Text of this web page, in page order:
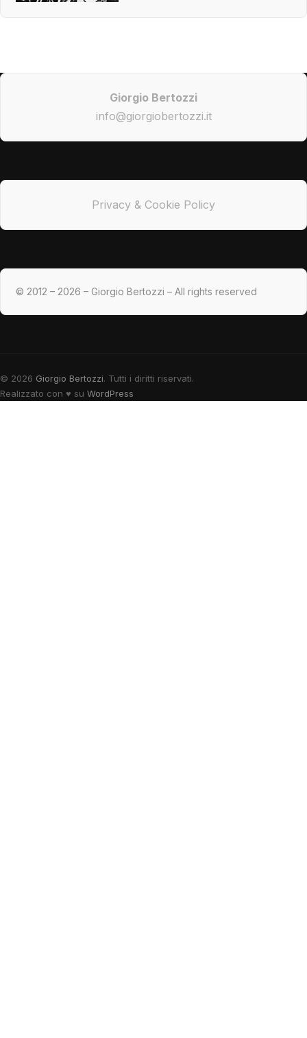
Giorgio Bertozzi
info@giorgiobertozzi.it
Privacy & Cookie Policy
© 2012 – 2026 – Giorgio Bertozzi – All rights reserved
© 2026 Giorgio Bertozzi. Tutti i diritti riservati.
Realizzato con ♥ su WordPress